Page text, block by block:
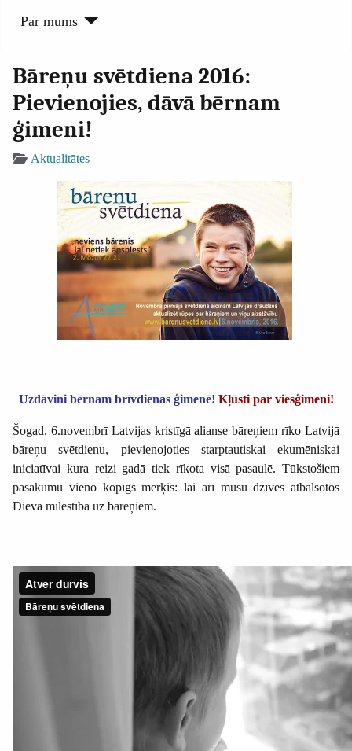
Par mums
Bāreņu svētdiena 2016:
Pievienojies, dāvā bērnam
ģimeni!
Aktualitātes
Uzdāvini bērnam brīvdienas ģimenē! Kļūsti par viesģimeni!
Šogad, 6.novembrī Latvijas kristīgā alianse bāreņiem rīko Latvijā
bāreņu svētdienu, pievienojoties starptautiskai ekumēniskai
iniciatīvai kura reizi gadā tiek rīkota visā pasaulē. Tūkstošiem
pasākumu vieno kopīgs mērķis: lai arī mūsu dzīvēs atbalsotos
Dieva mīlestība uz bāreņiem.